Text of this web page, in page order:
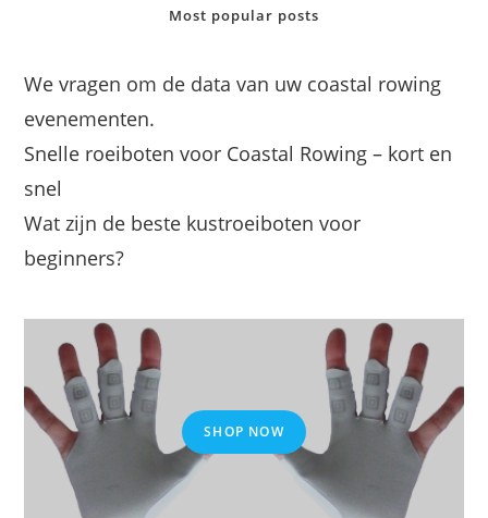
Most popular posts
We vragen om de data van uw coastal rowing
evenementen.
Snelle roeiboten voor Coastal Rowing – kort en
snel
Wat zijn de beste kustroeiboten voor
beginners?
SHOP NOW